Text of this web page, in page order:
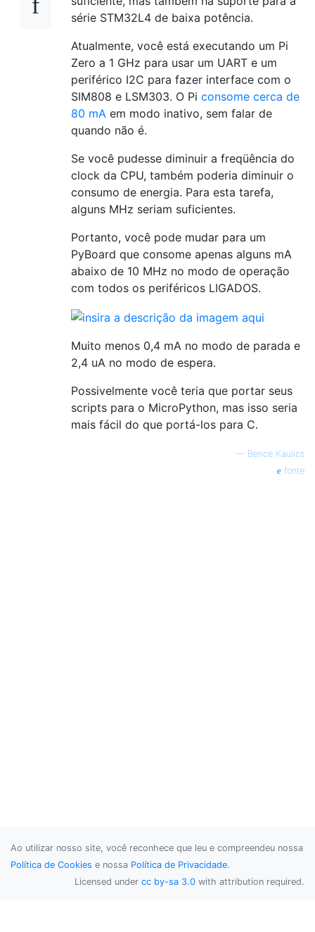
série STM32L4 de baixa potência.
Atualmente, você está executando um Pi
Zero a 1 GHz para usar um UART e um
periférico I2C para fazer interface com o
SIM808 e LSM303. O Pi consome cerca de
80 mA em modo inativo, sem falar de
quando não é.
Se você pudesse diminuir a freqüência do
clock da CPU, também poderia diminuir o
consumo de energia. Para esta tarefa,
alguns MHz seriam suficientes.
Portanto, você pode mudar para um
PyBoard que consome apenas alguns mA
abaixo de 10 MHz no modo de operação
com todos os periféricos LIGADOS.
Muito menos 0,4 mA no modo de parada e
2,4 uA no modo de espera.
Possivelmente você teria que portar seus
scripts para o MicroPython, mas isso seria
mais fácil do que portá-los para C.
— Bence Kaulics
fonte
Ao utilizar nosso site, você reconhece que leu e compreendeu nossa
Política de Cookies e nossa Política de Privacidade.
Licensed under cc by-sa 3.0 with attribution required.